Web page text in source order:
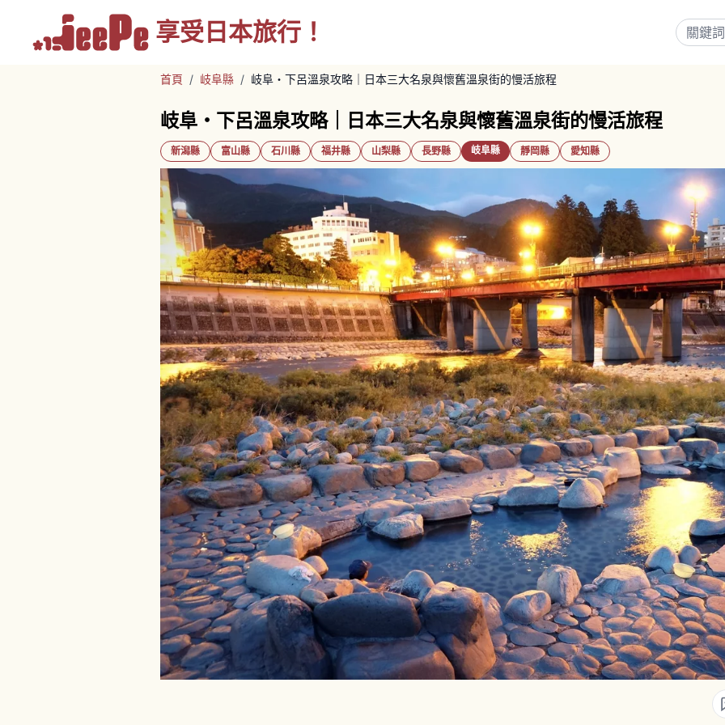
享受 日本旅行！
首頁 / 岐阜縣 / 岐阜・下呂溫泉攻略｜日本三大名泉與懷舊溫泉街的慢活旅程
岐阜・下呂溫泉攻略｜日本三大名泉與懷舊溫泉街的慢活旅程
新潟縣 富山縣 石川縣 福井縣 山梨縣 長野縣 岐阜縣 靜岡縣 愛知縣